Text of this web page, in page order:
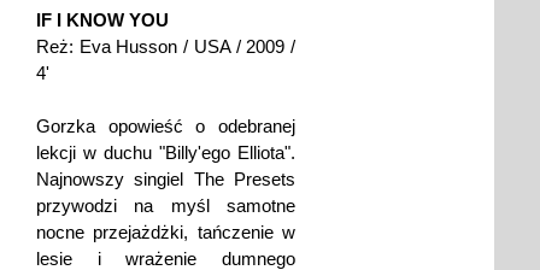
IF I KNOW YOU
Reż: Eva Husson / USA / 2009 /
4'
Gorzka opowieść o odebranej
lekcji w duchu "Billy'ego Elliota".
Najnowszy singiel The Presets
przywodzi na myśl samotne
nocne przejażdżki, tańczenie w
lesie i wrażenie dumnego